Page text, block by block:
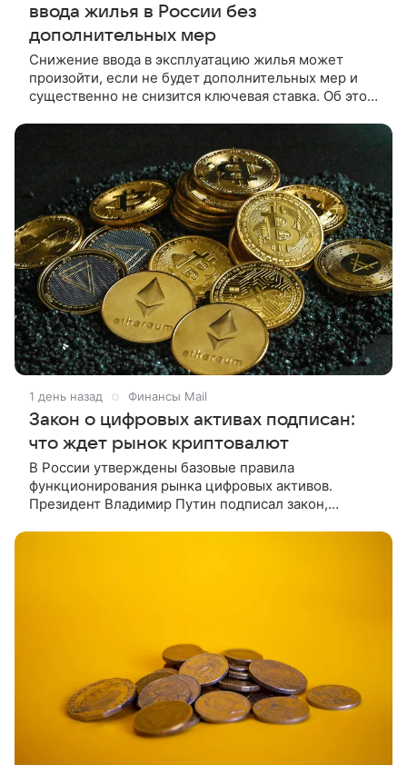
ввода жилья в России без
дополнительных мер
Снижение ввода в эксплуатацию жилья может
произойти, если не будет дополнительных мер и
существенно не снизится ключевая ставка. Об этом
1 день назад Финансы Mail
Закон о цифровых активах подписан:
что ждет рынок криптовалют
В России утверждены базовые правила
функционирования рынка цифровых активов.
Президент Владимир Путин подписал закон,